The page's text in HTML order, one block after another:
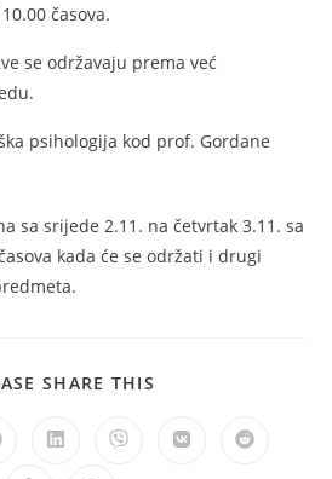
časova.
se održavaju prema već
psihologija kod prof. Gordane
sa srijede 2.11. na četvrtak 3.11. sa
kada će se održati i drugi
SHARE THIS